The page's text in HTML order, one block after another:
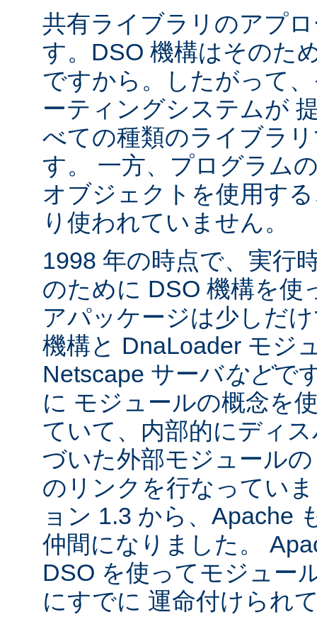
共有ライブラリのアプ
す。DSO 機構はそのた
ですから。したがって
ーティングシステムが
べての種類のライブラ
す。 一方、プログラム
オブジェクトを使用す
り使われていません。
1998 年の時点で、実行
のために DSO 機構を使
アパッケージは少しだ
機構と DnaLoader モジ
Netscape サーバなどで
に モジュールの概念を
ていて、内部的にディ
づいた外部モジュール
のリンクを行なってい
ョン 1.3 から、Apache
仲間になりました。
DSO を使ってモジュー
にすでに 運命付けられ